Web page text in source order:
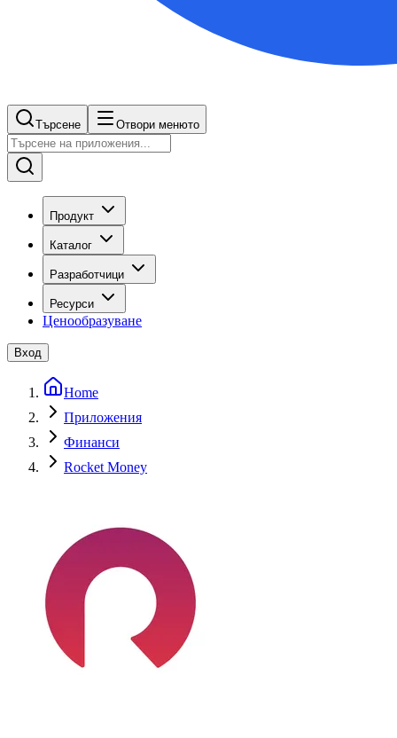
Търсене Отвори менюто
Продукт
Каталог
Разработчици
Ресурси
Ценообразуване
Вход
Home
Приложения
Финанси
Rocket Money